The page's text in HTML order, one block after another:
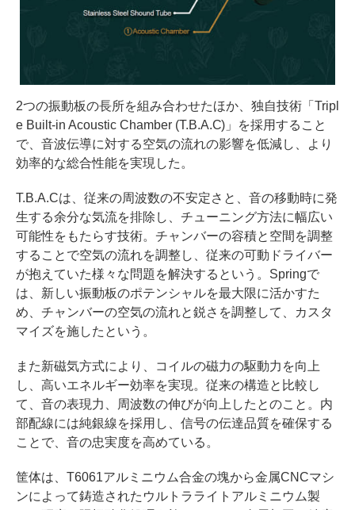
2つの振動板の長所を組み合わせたほか、独自技術「Tripl
e Built-in Acoustic Chamber (T.B.A.C)」を採用すること
で、音波伝導に対する空気の流れの影響を低減し、より
効率的な総合性能を実現した。
T.B.A.Cは、従来の周波数の不安定さと、音の移動時に発
生する余分な気流を排除し、チューニング方法に幅広い
可能性をもたらす技術。チャンバーの容積と空間を調整
することで空気の流れを調整し、従来の可動ドライバー
が抱えていた様々な問題を解決するという。Springで
は、新しい振動板のポテンシャルを最大限に活かすた
め、チャンバーの空気の流れと鋭さを調整して、カスタ
マイズを施したという。
また新磁気方式により、コイルの磁力の駆動力を向上
し、高いエネルギー効率を実現。従来の構造と比較し
て、音の表現力、周波数の伸びが向上したとのこと。内
部配線には純銀線を採用し、信号の伝達品質を確保する
ことで、音の忠実度を高めている。
筐体は、T6061アルミニウム合金の塊から金属CNCマシ
ンによって鋳造されたウルトラライトアルミニウム製